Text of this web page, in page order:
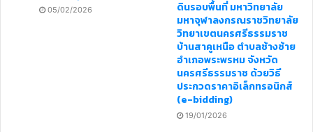
05/02/2026
ดินรอบพื้นที่ มหาวิทยาลัย
มหาจุฬาลงกรณราชวิทยาลัย
วิทยาเขตนครศรีธรรมราช
บ้านสาคูเหนือ ตำบลช้างซ้าย
อำเภอพระพรหม จังหวัด
นครศรีธรรมราช ด้วยวิธี
ประกวดราคาอิเล็กทรอนิกส์
(e-bidding)
19/01/2026